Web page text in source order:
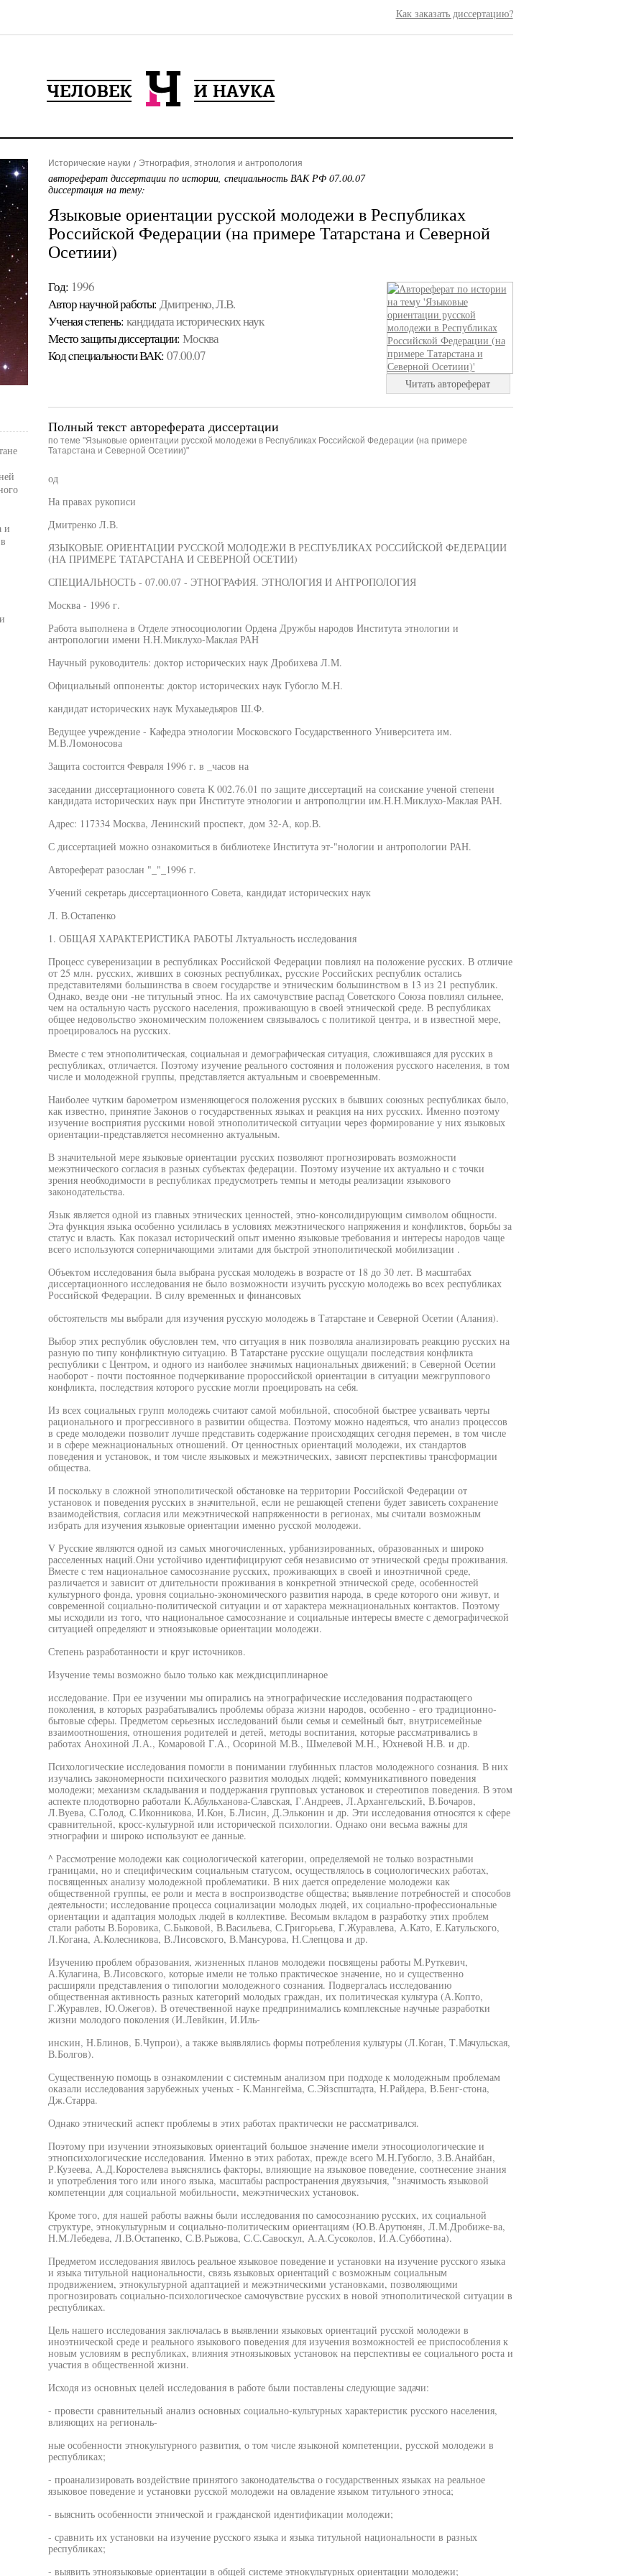
Как заказать диссертацию?
Исторические науки Этнография, этнология и антропология
автореферат диссертации по истории, специальность ВАК РФ 07.00.07
диссертация на тему:
Языковые ориентации русской молодежи в Республиках
Российской Федерации (на примере Татарстана и Северной
Осетиии)
Год: 1996
Автор научной работы: Дмитренко, Л.В.
Ученая cтепень: кандидата исторических наук
Место защиты диссертации: Москва
Код cпециальности ВАК: 07.00.07
Читать автореферат
Полный текст автореферата диссертации
по теме "Языковые ориентации русской молодежи в Республиках Российской Федерации (на примере
Татарстана и Северной Осетиии)"
од
На правах рукописи
Дмитренко Л.В.
ЯЗЫКОВЫЕ ОРИЕНТАЦИИ РУССКОЙ МОЛОДЕЖИ В РЕСПУБЛИКАХ РОССИЙСКОЙ ФЕДЕРАЦИИ
(НА ПРИМЕРЕ ТАТАРСТАНА И СЕВЕРНОЙ ОСЕТИИ)
СПЕЦИАЛЬНОСТЬ - 07.00.07 - ЭТНОГРАФИЯ. ЭТНОЛОГИЯ И АНТРОПОЛОГИЯ
Москва - 1996 г.
Работа выполнена в Отделе этносоциологии Ордена Дружбы народов Института этнологии и
антропологии имени Н.Н.Миклухо-Маклая РАН
Научный руководитель: доктор исторических наук Дробихева Л.М.
Официальный оппоненты: доктор исторических наук Губогло М.Н.
кандидат исторических наук Мухаыедьяров Ш.Ф.
Ведущее учреждение - Кафедра этнологии Московского Государственного Университета им.
М.В.Ломоносова
Защита состоится Февраля 1996 г. в _часов на
заседании диссертационного совета К 002.76.01 по защите диссертаций на соискание ученой степени
кандидата исторических наук при Институте этнологии и антрополцгии им.Н.Н.Миклухо-Маклая РАН.
Адрес: 117334 Москва, Ленинский проспект, дом 32-А, кор.В.
С диссертацией можно ознакомиться в библиотеке Института эт-"нологии и антропологии РАН.
Автореферат разослан "_"_1996 г.
Учений секретарь диссертационного Совета, кандидат исторических наук
Л. В.Остапенко
1. ОБЩАЯ ХАРАКТЕРИСТИКА РАБОТЫ Лктуальность исследования
Процесс суверенизации в республиках Российской Федерации повлиял на положение русских. В отличие
от 25 млн. русских, живших в союзных республиках, русские Российских республик остались
представителями большинства в своем государстве и этническим большинством в 13 из 21 республик.
Однако, везде они -не титульный этнос. На их самочувствие распад Советского Союза повлиял сильнее,
чем на остальную часть русского населения, проживающую в своей этнической среде. В республиках
общее недовольство экономическим положением связывалось с политикой центра, и в известной мере,
проецировалось на русских.
Вместе с тем этнополитическая, социальная и демографическая ситуация, сложившаяся для русских в
республиках, отличается. Поэтому изучение реального состояния и положения русского населения, в том
числе и молодежной группы, представляется актуальным и своевременным.
Наиболее чутким барометром изменяющегося положения русских в бывших союзных республиках было,
как известно, принятие Законов о государственных языках и реакция на них русских. Именно поэтому
изучение восприятия русскими новой этнополитической ситуации через формирование у них языковых
ориентации-представляется несомненно актуальным.
В значительной мере языковые ориентации русских позволяют прогнозировать возможности
межэтнического согласия в разных субъектах федерации. Поэтому изучение их актуально и с точки
зрения необходимости в республиках предусмотреть темпы и методы реализации языкового
законодательства.
Язык является одной из главных этнических ценностей, этно-консолидирующим символом общности.
Эта функция языка особенно усилилась в условиях межэтнического напряжения и конфликтов, борьбы за
статус и власть. Как показал исторический опыт именно языковые требования и интересы народов чаще
всего используются соперничающими элитами для быстрой этнополитической мобилизации .
Объектом исследования была выбрана русская молодежь в возрасте от 18 до 30 лет. В масштабах
диссертационного исследования не было возможности изучить русскую молодежь во всех республиках
Российской Федерации. В силу временных и финансовых
обстоятельств мы выбрали для изучения русскую молодежь в Татарстане и Северной Осетии (Алания).
Выбор этих республик обусловлен тем, что ситуация в ник позволяла анализировать реакцию русских на
разную по типу конфликтную ситуацию. В Татарстане русские ощущали последствия конфликта
республики с Центром, и одного из наиболее значимых национальных движений; в Северной Осетии
наоборот - почти постоянное подчеркивание пророссийской ориентации в ситуации межгруппового
конфликта, последствия которого русские могли проецировать на себя.
Из всех социальных групп молодежь считают самой мобильной, способной быстрее усваивать черты
рационального и прогрессивного в развитии общества. Поэтому можно надеяться, что анализ процессов
в среде молодежи позволит лучше представить содержание происходящих сегодня перемен, в том числе
и в сфере межнациональных отношений. От ценностных ориентаций молодежи, их стандартов
поведения и установок, и том числе языковых и межэтнических, зависят перспективы трансформации
общества.
И поскольку в сложной этнополитической обстановке на территории Российской Федерации от
установок и поведения русских в значительной, если не решающей степени будет зависеть сохранение
взаимодействия, согласия или межэтнической напряженности в регионах, мы считали возможным
избрать для изучения языковые ориентации именно русской молодежи.
V Русские являются одной из самых многочисленных, урбанизированных, образованных и широко
расселенных наций.Они устойчиво идентифицируют себя независимо от этнической среды проживания.
Вместе с тем национальное самосознание русских, проживающих в своей и иноэтничной среде,
различается и зависит от длительности проживания в конкретной этнической среде, особенностей
культурного фонда, уровня социально-экономического развития народа, в среде которого они живут, и
современной социально-политической ситуации и от характера межнациональных контактов. Поэтому
мы исходили из того, что национальное самосознание и социальные интересы вместе с демографической
ситуацией определяют и этноязыковые ориентации молодежи.
Степень разработанности и круг источников.
Изучение темы возможно было только как междисциплинарное
исследование. При ее изучении мы опирались на этнографические исследования подрастающего
поколения, в которых разрабатывались проблемы образа жизни народов, особенно - его традиционно-
бытовые сферы. Предметом серьезных исследований были семья и семейный быт, внутрисемейные
взаимоотношения, отношения родителей и детей, методы воспитания, которые рассматривались в
работах Анохиной Л.А., Комаровой Г.А., Осориной М.В., Шмелевой М.Н., Юхневой Н.В. и др.
Психологические исследования помогли в понимании глубинных пластов молодежного сознания. В них
изучались закономерности психического развития молодых людей; коммуникативного поведения
молодежи; механизм складывания и поддержания групповых установок и стереотипов поведения. В этом
аспекте плодотворно работали К.Абульханова-Славская, Г.Андреев, Л.Архангельский, В.Бочаров,
Л.Вуева, С.Голод, С.Иконникова, И.Кон, Б.Лисин, Д.Эльконин и др. Эти исследования относятся к сфере
сравнительной, кросс-культурной или исторической психологии. Однако они весьма важны для
этнографии и широко используют ее данные.
^ Рассмотрение молодежи как социологической категории, определяемой не только возрастными
границами, но и специфическим социальным статусом, осуществлялось в социологических работах,
посвященных анализу молодежной проблематики. В них дается определение молодежи как
общественной группы, ее роли и места в воспроизводстве общества; выявление потребностей и способов
деятельности; исследование процесса социализации молодых людей, их социально-профессиональные
ориентации и адаптация молодых людей в коллективе. Весомым вкладом в разработку этих проблем
стали работы В.Боровика, С.Быковой, В.Васильева, С.Григорьева, Г.Журавлева, А.Като, Е.Катульского,
Л.Когана, А.Колесникова, В.Лисовского, В.Мансурова, Н.Слепцова и др.
Изучению проблем образования, жизненных планов молодежи посвящены работы М.Руткевич,
А.Кулагина, В.Лисовского, которые имели не только практическое значение, но и существенно
расширяли представления о типологии молодежного сознания. Подвергалась исследованию
общественная активность разных категорий молодых граждан, их политическая культура (А.Копто,
Г.Журавлев, Ю.Ожегов). В отечественной науке предпринимались комплексные научные разработки
жизни молодого поколения (И.Левйкин, И.Иль-
инскин, Н.Блинов, Б.Чупрои), а также выявлялись формы потребления культуры (Л.Коган, Т.Мачульская,
В.Болгов).
Существенную помощь в ознакомлении с системным анализом при подходе к молодежным проблемам
оказали исследования зарубежных ученых - К.Маннгейма, С.Эйзспштадта, Н.Райдера, В.Бенг-стона,
Дж.Старра.
Однако этнический аспект проблемы в этих работах практически не рассматривался.
Поэтому при изучении этноязыковых ориентаций большое значение имели этносоциологические и
этнопсихологические исследования. Именно в этих работах, прежде всего М.Н.Губогло, З.В.Анайбан,
Р.Кузеева, А.Д.Коростелева выяснялись факторы, влияющие на языковое поведение, соотнесение знания
и употребления того или иного языка, масштабы распространения двуязычия, "значимость языковой
компетенции для социальной мобильности, межэтнических установок.
Кроме того, для нашей работы важны были исследования по самосознанию русских, их социальной
структуре, этнокультурным и социально-политическим ориентациям (Ю.В.Арутюнян, Л.М.Дробиже-ва,
Н.М.Лебедева, Л.В.Остапенко, С.В.Рыжова, С.С.Савоскул, А.А.Сусоколов, И.А.Субботина).
Предметом исследования явилось реальное языковое поведение и установки на изучение русского языка
и языка титульной национальности, связь языковых ориентаций с возможным социальным
продвижением, этнокультурной адаптацией и межэтническими установками, позволяющими
прогнозировать социально-психологическое самочувствие русских в новой этнополитической ситуации в
республиках.
Цель нашего исследования заключалась в выявлении языковых ориентаций русской молодежи в
иноэтнической среде и реального языкового поведения для изучения возможностей ее приспособления к
новым условиям в республиках, влияния этноязыковых установок на перспективы ее социального роста и
участия в общественной жизни.
Исходя из основных целей исследования в работе были поставлены следующие задачи:
- провести сравнительный анализ основных социально-культурных характеристик русского населения,
влияющих на региональ-
ные особенности этнокультурного развития, о том числе языконой компетенции, русской молодежи в
республиках;
- проанализировать воздействие принятого законодательства о государственных языках на реальное
языковое поведение и установки русской молодежи на овладение языком титульного этноса;
- выяснить особенности этнической и гражданской идентификации молодежи;
- сравнить их установки на изучение русского языка и языка титульной национальности в разных
республиках;
- выявить этноязыковые ориентации в общей системе этнокультурных ориентации молодежи;
и